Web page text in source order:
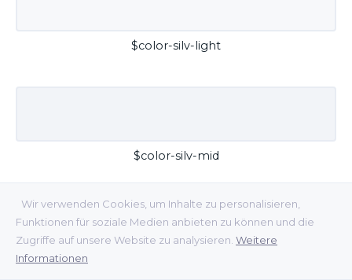
Wir verwenden Cookies, um Inhalte zu personalisieren,
Funktionen für soziale Medien anbieten zu können und die
Zugriffe auf unsere Website zu analysieren. Weitere
Informationen
$color-silv-light
$color-silv-mid